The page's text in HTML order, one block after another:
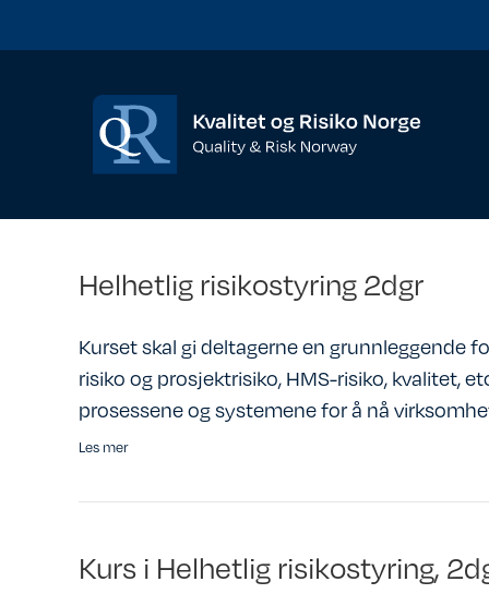
Helhetlig risikostyring 2dgr
Kurset skal gi deltagerne en grunnleggende
risiko og prosjektrisiko, HMS-risiko, kvalitet,
prosessene og systemene for å nå
Les mer
Kurs i Helhetlig risikostyring,